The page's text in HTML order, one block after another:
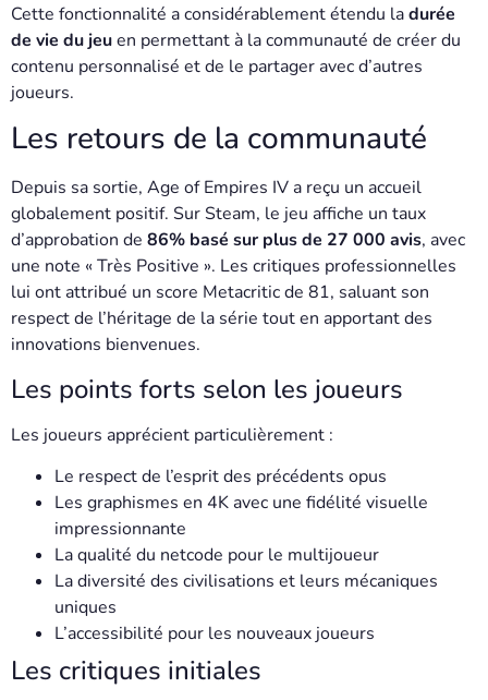
Cette fonctionnalité a considérablement étendu ladurée
de vie du jeuen permettant à la communauté de créer du
contenu personnalisé et de le partager avec d’autres
joueurs.
Les retours de la communauté
Depuis sa sortie, Age of Empires IV a reçu un accueil
globalement positif. Sur Steam, le jeu affiche un taux
d’approbation de 86% basé sur plus de 27 000 avis, avec
une note « Très Positive ». Les critiques professionnelles
lui ont attribué un score Metacritic de 81, saluant son
respect de l’héritage de la série tout en apportant des
innovations bienvenues.
Les points forts selon les joueurs
Les joueurs apprécient particulièrement :
Le respect de l’esprit des précédents opus
Les graphismes en 4K avec une fidélité visuelle
impressionnante
La qualité du netcode pour le multijoueur
La diversité des civilisations et leurs mécaniques
uniques
L’accessibilité pour les nouveaux joueurs
Les critiques initiales